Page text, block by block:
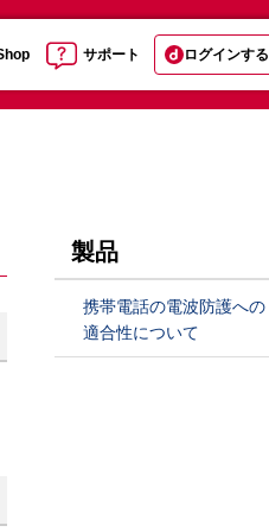
サポート ログインする
製品
携帯電話の電波防護への
適合性について